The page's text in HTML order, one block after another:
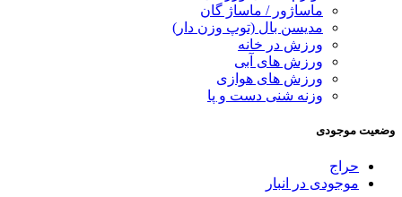
ماساژور / ماساژ گان
مدیسن بال (توپ وزن دار)
ورزش در خانه
ورزش های آبی
ورزش های هوازی
وزنه شنی دست و پا
وضعیت موجودی
حراج
موجودی در انبار